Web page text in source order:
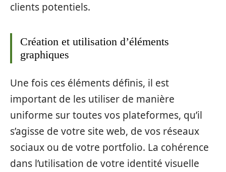
clients potentiels.
Création et utilisation d’éléments
graphiques
Une fois ces éléments définis, il est
important de les utiliser de manière
uniforme sur toutes vos plateformes, qu’il
s’agisse de votre site web, de vos réseaux
sociaux ou de votre portfolio. La cohérence
dans l’utilisation de votre identité visuelle